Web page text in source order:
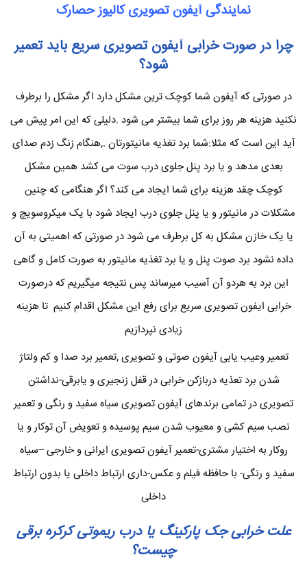
نمایندگی آیفون تصویری کالیوز حصارک
چرا در صورت خرابی آیفون تصویری سریع باید تعمیر
شود؟
در صورتی که آیفون شما کوچک ترین مشکل دارد اگر مشکل را برطرف
نکنید هزینه هر روز برای شما بیشتر می شود .دلیلی که این امر پیش می
آید این است که مثلا:شما برد تغذیه مانیتورتان .,هنگام زنگ زدم صدای
بعدی مدهد و یا برد پنل جلوی درب سوت می کشد همین مشکل
کوچک چقد هزینه برای شما ایجاد می کند؟ اگر هنگامی که چنین
مشکلات در مانیتور و یا پنل جلوی درب ایجاد شود با یک میکروسویچ و
یا یک خازن مشکل به کل برطرف می شود در صورتی که اهمیتی به آن
داده نشود برد صوت پنل و یا برد تغذیه مانیتور به صورت کامل و گاهی
این برد به هردو آن آسیب میرساند پس نتیجه میگیریم که درصورت
خرابی ایفون تصویری سریع برای رفع این مشکل اقدام کنیم تا هزینه
زیادی نپردازیم
تعمیر وعیب یابی آیفون صوتی و تصویری ,تعمیر برد صدا و کم ولتاژ
شدن برد تعذیه دربازکن خرابی در قفل زنجیری و یابرقی-نداشتن
تصویری در تمامی برندهای آیفون تصویری سیاه سفید و رنگی و تعمیر
نصب سیم کشی و معیوب شدن سیم پوسیده و تعویض آن توکار و یا
روکار به اختیار مشتری-تعمیر آیفون تصویری ایرانی و خارجی –سیاه
سفید و رنگی- با حافظه فیلم و عکس-داری ارتباط داخلی یا بدون ارتباط
داخلی
علت خرابی جک پارکینگ یا درب ریموتی کرکره برقی
چیست؟